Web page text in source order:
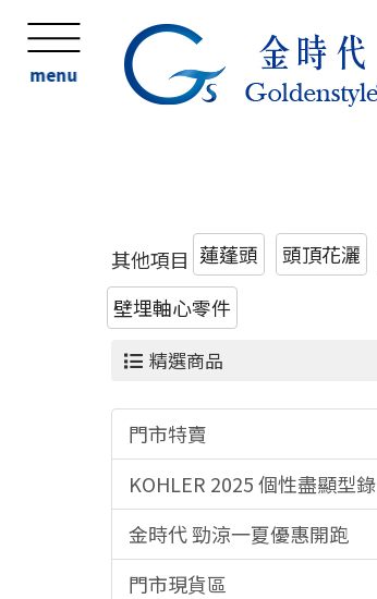
menu
其他項目 蓮蓬頭 頭頂花灑
壁埋軸心零件
精選商品
門市特賣
KOHLER 2025 個性盡顯型錄
金時代 勁涼一夏優惠開跑
門市現貨區